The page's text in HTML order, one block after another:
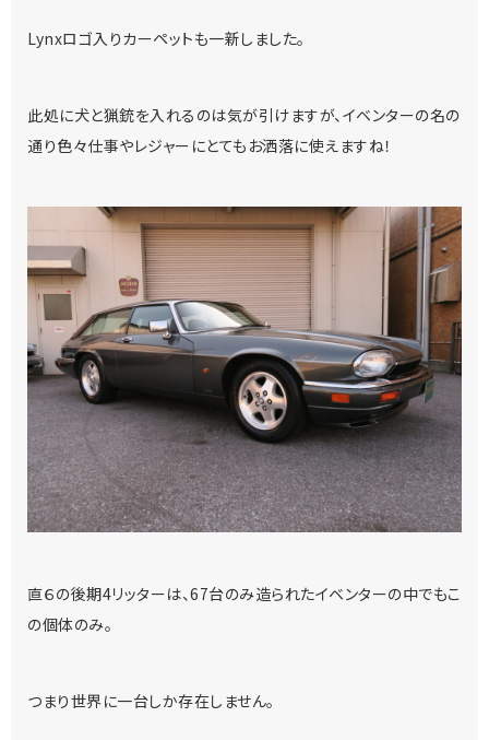
Lynxロゴ入りカーペットも一新しました。
此処に犬と猟銃を入れるのは気が引けますが、イベンターの名の
通り色々仕事やレジャーにとてもお洒落に使えますね！
直６の後期4リッターは、67台のみ造られたイベンターの中でもこ
の個体のみ。
つまり世界に一台しか存在しません。